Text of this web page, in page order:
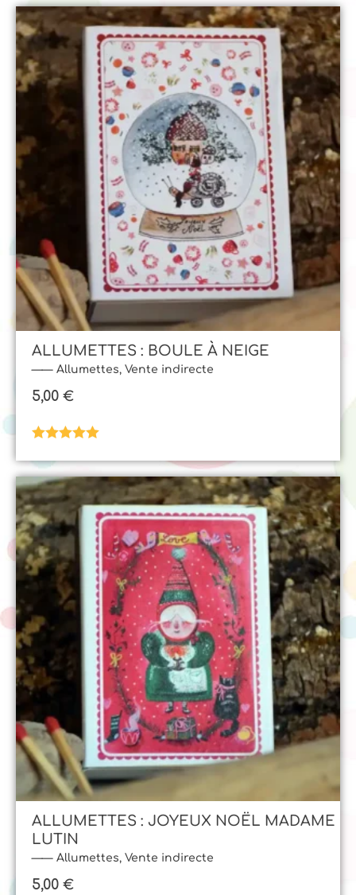
Allumettes, Vente indirecte
ALLUMETTES : BOULE À NEIGE
5,00 €
sur 5
Allumettes, Vente indirecte
ALLUMETTES : JOYEUX NOËL MADAME
LUTIN
5,00 €